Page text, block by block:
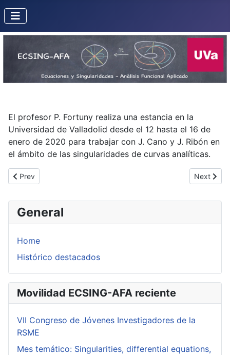
General
Home
Histórico destacados
Movilidad ECSING-AFA reciente
VII Congreso de Jóvenes Investigadores de la
RSME
Mes temático: Singularities, differential equations,
El profesor P. Fortuny realiza una estancia en la
Universidad de Valladolid desde el 12 hasta el 16 de
enero de 2020 para trabajar con J. Cano y J. Ribón en
el ámbito de las singularidades de curvas analíticas.
Previous article: Visita de Sergio Carrillo a Louisiana State
Prev Next
Next